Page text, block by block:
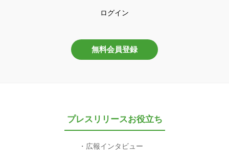
ログイン
無料会員登録
プレスリリースお役立ち
広報インタビュー